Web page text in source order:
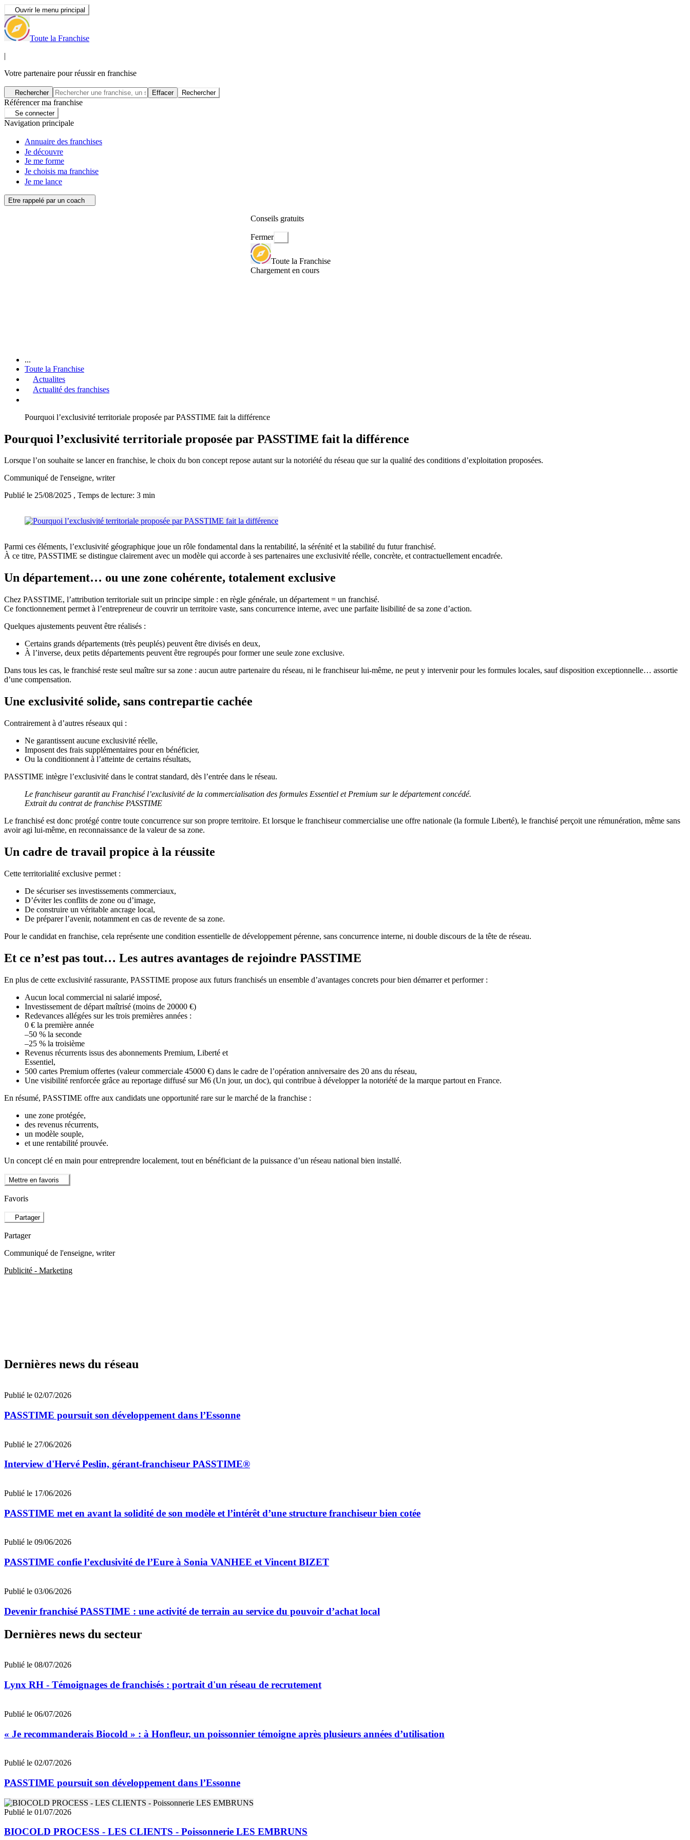
Ouvrir le menu principal
Toute la Franchise
|
Votre partenaire pour réussir en franchise
Rechercher Effacer Rechercher
Référencer ma franchise
Se connecter
Navigation principale
Annuaire des franchises
Je découvre
Je me forme
Je choisis ma franchise
Je me lance
Etre rappelé par un coach
Conseils gratuits
Fermer
Toute la Franchise
Chargement en cours
...
Toute la Franchise
Actualites
Actualité des franchises
Pourquoi l’exclusivité territoriale proposée par PASSTIME fait la différence
Pourquoi l’exclusivité territoriale proposée par PASSTIME fait la différence
Lorsque l’on souhaite se lancer en franchise, le choix du bon concept repose autant sur la notoriété du réseau que sur la qualité des conditions d’exploitation proposées.
Communiqué de l'enseigne, writer
Publié le 25/08/2025 , Temps de lecture: 3 min
Parmi ces éléments, l’exclusivité géographique joue un rôle fondamental dans la rentabilité, la sérénité et la stabilité du futur franchisé.
À ce titre, PASSTIME se distingue clairement avec un modèle qui accorde à ses partenaires une exclusivité réelle, concrète, et contractuellement encadrée.
Un département… ou une zone cohérente, totalement exclusive
Chez PASSTIME, l’attribution territoriale suit un principe simple : en règle générale, un département = un franchisé.
Ce fonctionnement permet à l’entrepreneur de couvrir un territoire vaste, sans concurrence interne, avec une parfaite lisibilité de sa zone d’action.
Quelques ajustements peuvent être réalisés :
Certains grands départements (très peuplés) peuvent être divisés en deux,
À l’inverse, deux petits départements peuvent être regroupés pour former une seule zone exclusive.
Dans tous les cas, le franchisé reste seul maître sur sa zone : aucun autre partenaire du réseau, ni le franchiseur lui-même, ne peut y intervenir pour les formules locales, sauf disposition exceptionnelle… assortie
d’une compensation.
Une exclusivité solide, sans contrepartie cachée
Contrairement à d’autres réseaux qui :
Ne garantissent aucune exclusivité réelle,
Imposent des frais supplémentaires pour en bénéficier,
Ou la conditionnent à l’atteinte de certains résultats,
PASSTIME intègre l’exclusivité dans le contrat standard, dès l’entrée dans le réseau.
Le franchiseur garantit au Franchisé l’exclusivité de la commercialisation des formules Essentiel et Premium sur le département concédé.
Extrait du contrat de franchise PASSTIME
Le franchisé est donc protégé contre toute concurrence sur son propre territoire. Et lorsque le franchiseur commercialise une offre nationale (la formule Liberté), le franchisé perçoit une rémunération, même sans
avoir agi lui-même, en reconnaissance de la valeur de sa zone.
Un cadre de travail propice à la réussite
Cette territorialité exclusive permet :
De sécuriser ses investissements commerciaux,
D’éviter les conflits de zone ou d’image,
De construire un véritable ancrage local,
De préparer l’avenir, notamment en cas de revente de sa zone.
Pour le candidat en franchise, cela représente une condition essentielle de développement pérenne, sans concurrence interne, ni double discours de la tête de réseau.
Et ce n’est pas tout… Les autres avantages de rejoindre PASSTIME
En plus de cette exclusivité rassurante, PASSTIME propose aux futurs franchisés un ensemble d’avantages concrets pour bien démarrer et performer :
Aucun local commercial ni salarié imposé,
Investissement de départ maîtrisé (moins de 20000 €)
Redevances allégées sur les trois premières années :
0 € la première année
–50 % la seconde
–25 % la troisième
Revenus récurrents issus des abonnements Premium, Liberté et
Essentiel,
500 cartes Premium offertes (valeur commerciale 45000 €) dans le cadre de l’opération anniversaire des 20 ans du réseau,
Une visibilité renforcée grâce au reportage diffusé sur M6 (Un jour, un doc), qui contribue à développer la notoriété de la marque partout en France.
En résumé, PASSTIME offre aux candidats une opportunité rare sur le marché de la franchise :
une zone protégée,
des revenus récurrents,
un modèle souple,
et une rentabilité prouvée.
Un concept clé en main pour entreprendre localement, tout en bénéficiant de la puissance d’un réseau national bien installé.
Mettre en favoris
Favoris
Partager
Partager
Communiqué de l'enseigne, writer
Publicité - Marketing
Dernières news du réseau
Publié le 02/07/2026
PASSTIME poursuit son développement dans l’Essonne
Publié le 27/06/2026
Interview d'Hervé Peslin, gérant-franchiseur PASSTIME®
Publié le 17/06/2026
PASSTIME met en avant la solidité de son modèle et l’intérêt d’une structure franchiseur bien cotée
Publié le 09/06/2026
PASSTIME confie l’exclusivité de l’Eure à Sonia VANHEE et Vincent BIZET
Publié le 03/06/2026
Devenir franchisé PASSTIME : une activité de terrain au service du pouvoir d’achat local
Dernières news du secteur
Publié le 08/07/2026
Lynx RH - Témoignages de franchisés : portrait d'un réseau de recrutement
Publié le 06/07/2026
« Je recommanderais Biocold » : à Honfleur, un poissonnier témoigne après plusieurs années d’utilisation
Publié le 02/07/2026
PASSTIME poursuit son développement dans l’Essonne
Publié le 01/07/2026
BIOCOLD PROCESS - LES CLIENTS - Poissonnerie LES EMBRUNS